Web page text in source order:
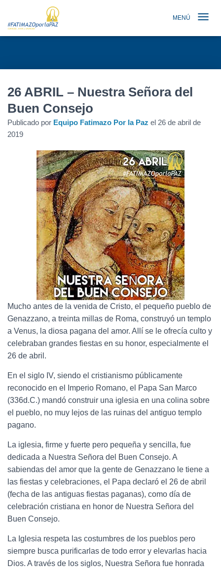
MENÚ
26 ABRIL – Nuestra Señora del
Buen Consejo
Publicado por Equipo Fatimazo Por la Paz el 26 de abril de
2019
Mucho antes de la venida de Cristo, el pequeño pueblo de
Genazzano, a treinta millas de Roma, construyó un templo
a Venus, la diosa pagana del amor. Allí se le ofrecía culto y
celebraban grandes fiestas en su honor, especialmente el
26 de abril.
En el siglo IV, siendo el cristianismo públicamente
reconocido en el Imperio Romano, el Papa San Marco
(336d.C.) mandó construir una iglesia en una colina sobre
el pueblo, no muy lejos de las ruinas del antiguo templo
pagano.
La iglesia, firme y fuerte pero pequeña y sencilla, fue
dedicada a Nuestra Señora del Buen Consejo. A
sabiendas del amor que la gente de Genazzano le tiene a
las fiestas y celebraciones, el Papa declaró el 26 de abril
(fecha de las antiguas fiestas paganas), como día de
celebración cristiana en honor de Nuestra Señora del
Buen Consejo.
La Iglesia respeta las costumbres de los pueblos pero
siempre busca purificarlas de todo error y elevarlas hacia
Dios. A través de los siglos, Nuestra Señora fue honrada